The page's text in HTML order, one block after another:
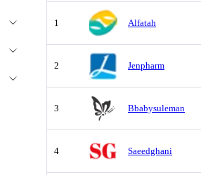
1 Alfatah
2 Jenpharm
3 Bbabysuleman
4 Saeedghani